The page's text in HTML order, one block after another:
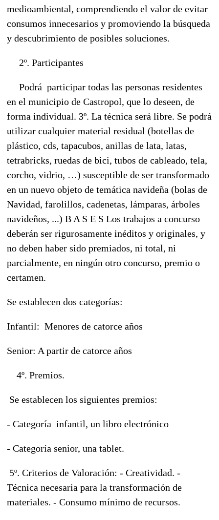
medioambiental, comprendiendo el valor de evitar
consumos innecesarios y promoviendo la búsqueda
y descubrimiento de posibles soluciones.
2º. Participantes
Podrá participar todas las personas residentes
en el municipio de Castropol, que lo deseen, de
forma individual. 3º. La técnica será libre. Se podrá
utilizar cualquier material residual (botellas de
plástico, cds, tapacubos, anillas de lata, latas,
tetrabricks, ruedas de bici, tubos de cableado, tela,
corcho, vidrio, …) susceptible de ser transformado
en un nuevo objeto de temática navideña (bolas de
Navidad, farolillos, cadenetas, lámparas, árboles
navideños, ...) B A S E S Los trabajos a concurso
deberán ser rigurosamente inéditos y originales, y
no deben haber sido premiados, ni total, ni
parcialmente, en ningún otro concurso, premio o
certamen.
Se establecen dos categorías:
Infantil: Menores de catorce años
Senior: A partir de catorce años
4º. Premios.
Se establecen los siguientes premios:
- Categoría infantil, un libro electrónico
- Categoría senior, una tablet.
5º. Criterios de Valoración: - Creatividad. -
Técnica necesaria para la transformación de
materiales. - Consumo mínimo de recursos.